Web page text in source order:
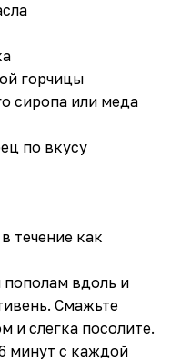
горчицы
сиропа или меда
по вкусу
течение как
вдоль и
Смажьте
и слегка посолите.
минут с каждой